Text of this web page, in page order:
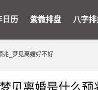
日历 紫微排盘 八字
兆_梦见离婚好不好
见离婚是什么